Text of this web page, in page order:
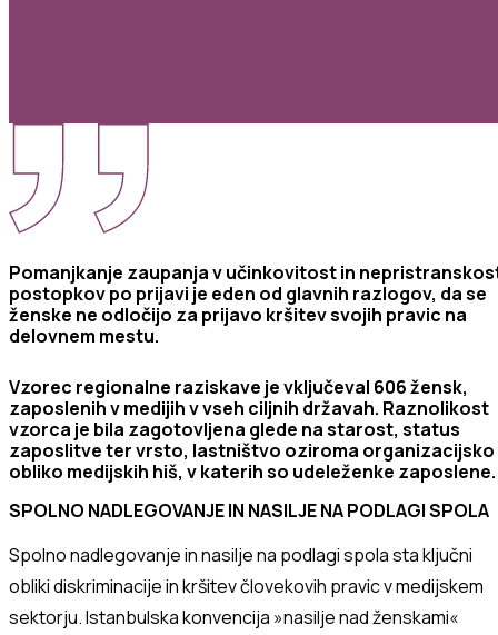
Pomanjkanje zaupanja v učinkovitost in
postopkov po prijavi je eden od glavnih razlogov, da se
ženske ne odločijo za prijavo kršitev svojih pravic na
delovnem mestu.
Vzorec regionalne raziskave je vključeval 606 žensk,
zaposlenih v medijih v vseh ciljnih državah. Raznolikost
vzorca je bila zagotovljena glede na starost, status
zaposlitve ter vrsto, lastništvo oziroma organizacijsko
obliko medijskih hiš, v katerih so udeleženke zaposlene.
SPOLNO NADLEGOVANJE IN NASILJE NA PODLAGI SPOLA
Spolno nadlegovanje in nasiljena podlagi spolasta ključni
obliki diskriminacije in kršitev človekovih pravic v medijskem
sektorju.Istanbulskakonvencija »nasilje nad ženskami«